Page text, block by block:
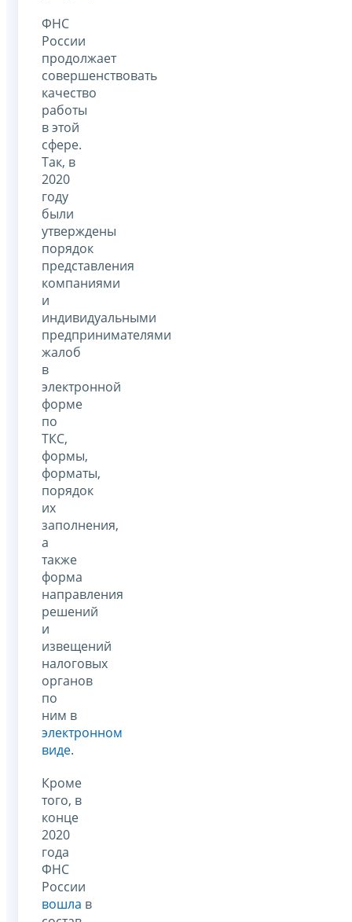
ФНС
России
продолжает
совершенствовать
качество
работы
в этой
сфере.
Так, в
2020
году
были
утверждены
порядок
представления
компаниями
и
индивидуальными
предпринимателями
жалоб
в
электронной
форме
по
ТКС,
формы,
форматы,
порядок
их
заполнения,
а
также
форма
направления
решений
и
извещений
налоговых
органов
по
ним в
электронном
виде.
Кроме
того, в
конце
2020
года
ФНС
России
вошла в